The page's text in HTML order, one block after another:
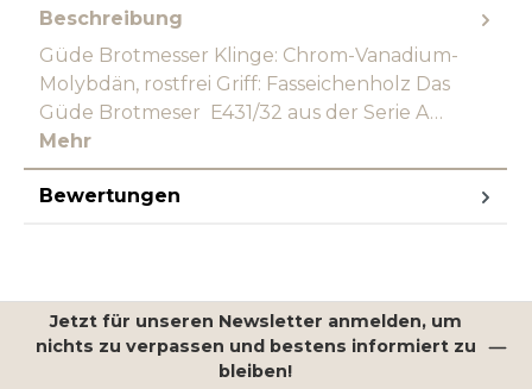
Beschreibung
Güde Brotmesser Klinge: Chrom-Vanadium-
Molybdän, rostfrei Griff: Fasseichenholz Das
Güde Brotmeser E431/32 aus der Serie A…
Mehr
Bewertungen
Jetzt für unseren Newsletter anmelden, um
nichts zu verpassen und bestens informiert zu
bleiben!